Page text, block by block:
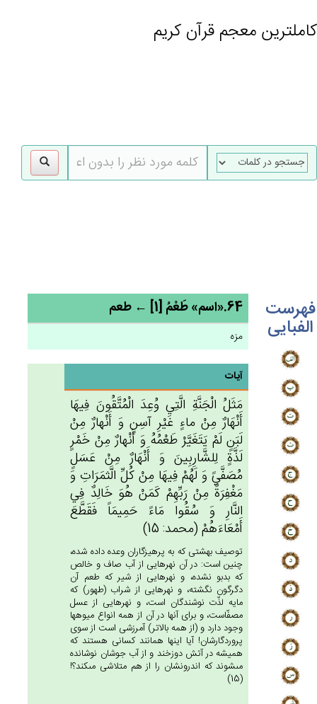
کاملترین معجم قرآن کریم
فهرست
الفبایی
64.«اسم» طَعْمُ [1] ← طعم
مزه
آیات
مَثَل‌ُ الْجَنَّة‌ِ الَّتِي‌ وُعِدَ الْمُتَّقُون‌َ فِيهَا
أَنْهَارٌ مِن‌ْ ماءٍ غَيْرِ آسِن‌ٍ وَ أَنْهارٌ مِن‌ْ
لَبَن‌ٍ لَم‌ْ يَتَغَيَّرْ طَعْمُه‌ُ وَ أَنْهارٌ مِن‌ْ خَمْرٍ
لَذَّة‌ٍ لِلشَّارِبِين‌َ وَ أَنْهَارٌ مِن‌ْ عَسَل‌ٍ
مُصَفَّي‌ً وَ لَهُم‌ْ فِيهَا مِنْ‌ كُل‌ِّ الَّثمَرَات‌ِ وَ
مَغْفِرَة‌ٌ مِنْ‌ رَبِّهِم‌ْ كَمَن‌ْ هُوَ خَالِدٌ فِي‌
النَّارِ وَ سُقُوا مَاءً حَمِيمَاً فَقَطَّع‌َ
أَمْعَاءَهُم‌ْ (محمد: 15)
توصيف بهشتى كه به پرهيزگاران وعده داده شده،
چنين است: در آن نهرهايى از آب صاف و خالص
كه بدبو نشده، و نهرهايى از شير كه طعم آن
دگرگون نگشته، و نهرهايى از شراب (طهور) كه
مايه لذّت نوشندگان است، و نهرهايى از عسل
مصفّاست، و براى آنها در آن از همه انواع ميوه‏ها
وجود دارد و (از همه بالاتر) آمرزشى است از سوى
پروردگارشان! آيا اينها همانند كسانى هستند كه
هميشه در آتش دوزخند و از آب جوشان نوشانده
مى‏شوند كه اندرونشان را از هم متلاشى مى‏كند؟!
(15)